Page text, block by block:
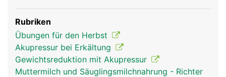
Rubriken
Übungen für den Herbst
Akupressur bei Erkältung
Gewichtsreduktion mit Akupressur
Muttermilch und Säuglingsmilchnahrung - Richter